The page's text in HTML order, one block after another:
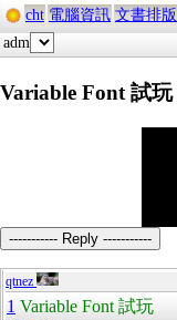
cht 電腦資訊 文書排版
adm
Variable Font 試玩
----------- Reply -----------
qtnez
1 Variable Font 試玩